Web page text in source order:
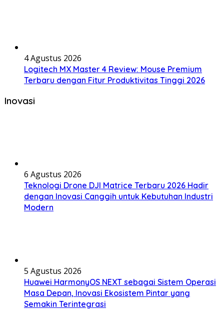
4 Agustus 2026
Logitech MX Master 4 Review: Mouse Premium
Terbaru dengan Fitur Produktivitas Tinggi 2026
Inovasi
6 Agustus 2026
Teknologi Drone DJI Matrice Terbaru 2026 Hadir
dengan Inovasi Canggih untuk Kebutuhan Industri
Modern
5 Agustus 2026
Huawei HarmonyOS NEXT sebagai Sistem Operasi
Masa Depan, Inovasi Ekosistem Pintar yang
Semakin Terintegrasi